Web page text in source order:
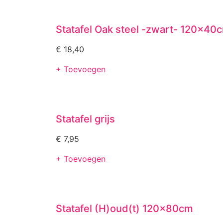
Statafel Oak steel -zwart-
€ 18,40
+ Toevoegen
Statafel grijs
€ 7,95
+ Toevoegen
Statafel (H)oud(t) 120x80cm